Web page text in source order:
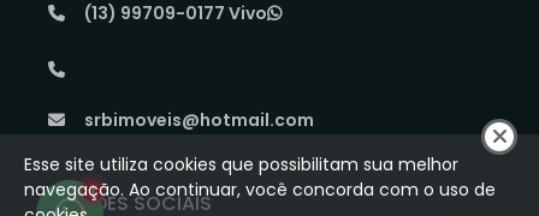
(13) 99709-0177 Vivo
srbimoveis@hotmail.com
REDES SOCIAIS
1
Esse site utiliza cookies que possibilitam sua melhor
navegação. Ao continuar, você concorda com o uso de